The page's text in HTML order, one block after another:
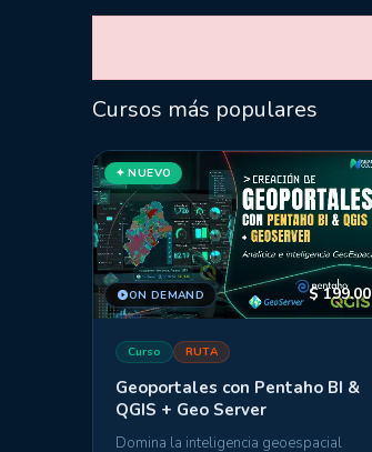
Cursos más populares
ON DEMAND
✦ NUEVO
$199.00
Curso RUTA
Geoportales con Pentaho BI &
QGIS + Geo Server
Domina la inteligencia geoespacial